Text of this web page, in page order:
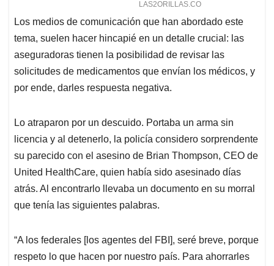
Los medios de comunicación que han abordado este
tema, suelen hacer hincapié en un detalle crucial: las
aseguradoras tienen la posibilidad de revisar las
solicitudes de medicamentos que envían los médicos, y
por ende, darles respuesta negativa.
Lo atraparon por un descuido. Portaba un arma sin
licencia y al detenerlo, la policía considero sorprendente
su parecido con el asesino de Brian Thompson, CEO de
United HealthCare, quien había sido asesinado días
atrás. Al encontrarlo llevaba un documento en su morral
que tenía las siguientes palabras.
“A los federales [los agentes del FBI], seré breve, porque
respeto lo que hacen por nuestro país. Para ahorrarles